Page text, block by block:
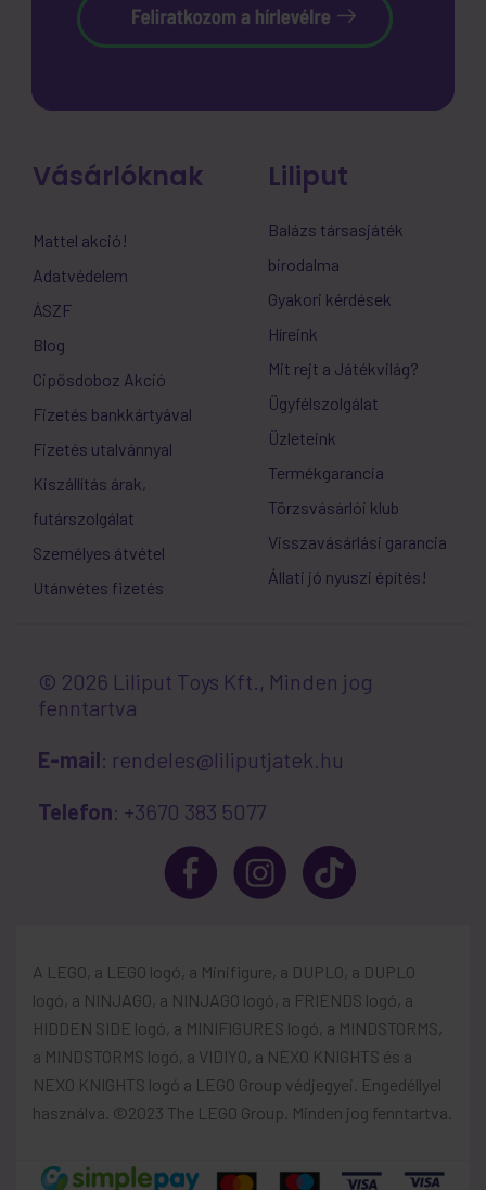
Vásárlóknak
Mattel akció!
Adatvédelem
ÁSZF
Blog
Cipősdoboz Akció
Fizetés bankkártyával
Fizetés utalvánnyal
Kiszállítás árak,
futárszolgálat
Személyes átvétel
Utánvétes fizetés
Liliput
Balázs társasjáték
birodalma
Gyakori kérdések
Híreink
Mit rejt a Játékvilág?
Ügyfélszolgálat
Üzleteink
Termékgarancia
Törzsvásárlói klub
Visszavásárlási garancia
Állati jó nyuszi építés!
© 2026 Liliput Toys Kft., Minden jog
fenntartva
E-mail: rendeles@liliputjatek.hu
Telefon: +3670 383 5077
A LEGO, a LEGO logó, a Minifigure, a DUPLO, a DUPLO
logó, a NINJAGO, a NINJAGO logó, a FRIENDS logó, a
HIDDEN SIDE logó, a MINIFIGURES logó, a MINDSTORMS,
a MINDSTORMS logó, a VIDIYO, a NEXO KNIGHTS és a
NEXO KNIGHTS logó a LEGO Group védjegyei. Engedéllyel
használva. ©2023 The LEGO Group. Minden jog fenntartva.